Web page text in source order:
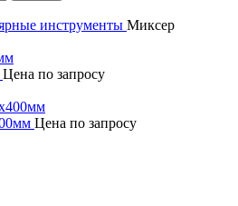
инструменты Миксер
Цена по запросу
Цена по запросу